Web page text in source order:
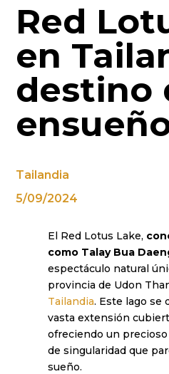
Red
en
destino
Tailandia
5/09/2024
El Red Lotus Lake,
como Talay Bua
espectáculo natural
provincia de Udon
Tailandia. Este lago se
vasta extensión
ofreciendo un
de singularidad que
sueño.